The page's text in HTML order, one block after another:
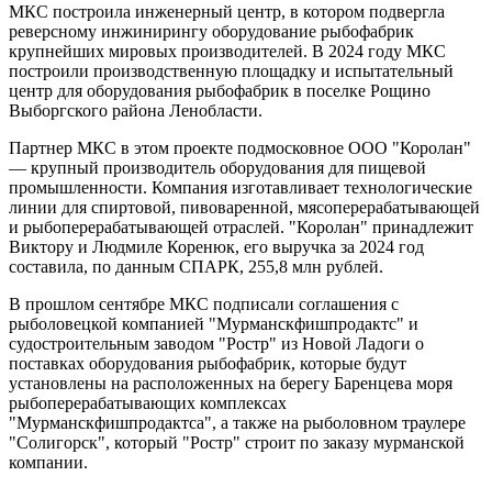
МКС построила инженерный центр, в котором подвергла
реверсному инжинирингу оборудование рыбофабрик
крупнейших мировых производителей. В 2024 году МКС
построили производственную площадку и испытательный
центр для оборудования рыбофабрик в поселке Рощино
Выборгского района Ленобласти.
Партнер МКС в этом проекте подмосковное ООО "Королан"
— крупный производитель оборудования для пищевой
промышленности. Компания изготавливает технологические
линии для спиртовой, пивоваренной, мясоперерабатывающей
и рыбоперерабатывающей отраслей. "Королан" принадлежит
Виктору и Людмиле Коренюк, его выручка за 2024 год
составила, по данным СПАРК, 255,8 млн рублей.
В прошлом сентябре МКС подписали соглашения с
рыболовецкой компанией "Мурманскфишпродактс" и
судостроительным заводом "Ростр" из Новой Ладоги о
поставках оборудования рыбофабрик, которые будут
установлены на расположенных на берегу Баренцева моря
рыбоперерабатывающих комплексах
"Мурманскфишпродактса", а также на рыболовном траулере
"Солигорск", который "Ростр" строит по заказу мурманской
компании.